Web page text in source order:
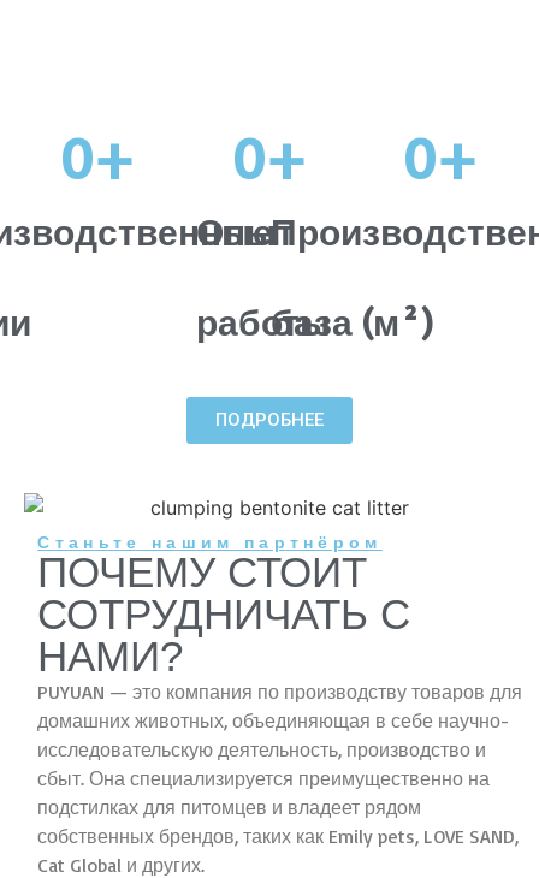
0+
Опыт
работы
0+
база (м²)
0+
ПОДРОБНЕЕ
Станьте нашим партнёром
ПОЧЕМУ СТОИТ
СОТРУДНИЧАТЬ С
НАМИ?
PUYUAN — это компания по производству товаров для
домашних животных, объединяющая в себе научно-
исследовательскую деятельность, производство и
сбыт. Она специализируется преимущественно на
подстилках для питомцев и владеет рядом
собственных брендов, таких как Emily pets, LOVE SAND,
Cat Global и других.